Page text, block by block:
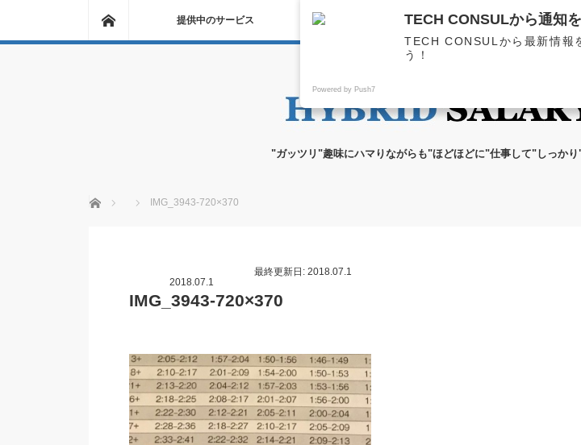
提供中のサービス 無料メール講座 ブログの執
"ガッツリ"趣味にハマりながらも"ほどほどに"仕事して"しっか
ホーム IMG_3943-720×370
2018.07.1
最終更新日: 2018.07.1
IMG_3943-720×370
TECH CONSULから通知
TECH CONSULから最新情報
う！
Powered by Push7